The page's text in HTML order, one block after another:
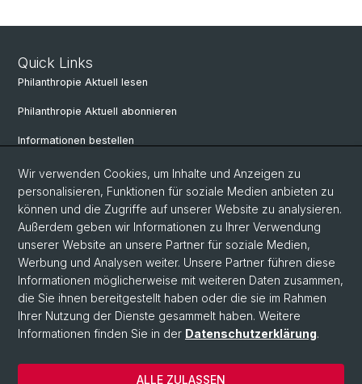
Quick Links
Philanthropie Aktuell lesen
Philanthropie Aktuell abonnieren
Informationen bestellen
Weiterbildungskalender
Anmelden für Weiterbildung
Social Media
LinkedIn
© Universität Basel
Wirtschaftswissenschaftliche Fakultät
Wir verwenden Cookies, um Inhalte und Anzeigen zu
personalisieren, Funktionen für soziale Medien anbieten zu
können und die Zugriffe auf unserer Website zu analysieren.
Außerdem geben wir Informationen zu Ihrer Verwendung
unserer Website an unsere Partner für soziale Medien,
Werbung und Analysen weiter. Unsere Partner führen diese
Informationen möglicherweise mit weiteren Daten zusammen,
die Sie ihnen bereitgestellt haben oder die sie im Rahmen
Ihrer Nutzung der Dienste gesammelt haben. Weitere
Informationen finden Sie in der Datenschutzerklärung.
ALLE ZULASSEN